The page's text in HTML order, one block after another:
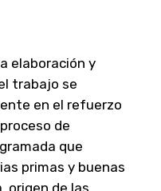
elaboración y
trabajo se
en el refuerzo
de
que
primas y buenas
origen de las